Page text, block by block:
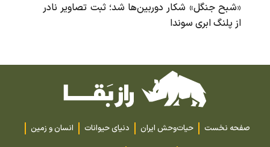
«شبح جنگل» شکار دوربین‌ها شد؛ ثبت تصاویر نادر
از پلنگ ابری سوندا
صفحه نخست حیات‌وحش ایران دنیای حیوانات
انسان و زمین